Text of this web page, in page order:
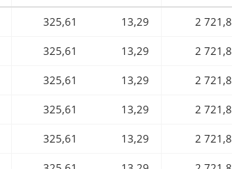
325,61 13,29 2
325,61 13,29 2
325,61 13,29 2
325,61 13,29 2
325,61 13,29 2